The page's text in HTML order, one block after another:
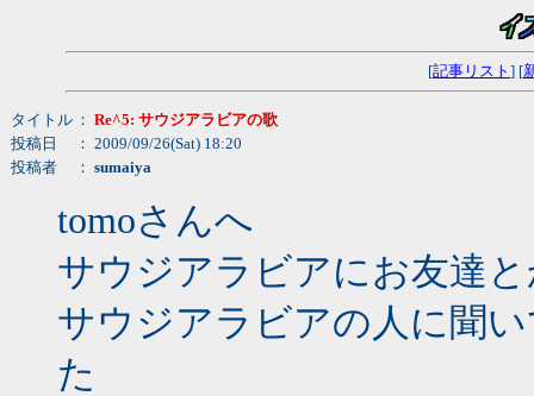
[記事リスト ] [
タイトル ： Re^5: サウジアラビアの歌
投稿日
： 2009/09/26(Sat) 18:20
投稿者
： sumaiya
tomoさんへ
サウジアラビアにお友達
サウジアラビアの人に聞
た